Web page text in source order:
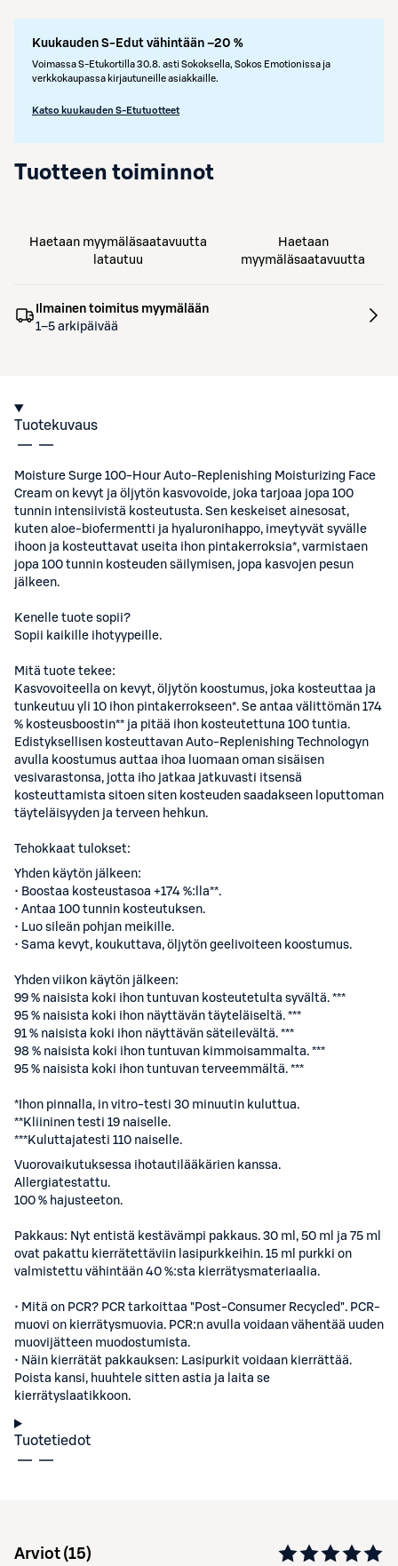
Kuukauden S-Edut vähintään –20 %
Voimassa S-Etukortilla 30.8. asti Sokoksella, Sokos Emotionissa ja
verkkokaupassa kirjautuneille asiakkaille.
Katso kuukauden S-Etutuotteet
Tuotteen toiminnot
Haetaan myymäläsaatavuutta
latautuu
Haetaan
myymäläsaatavuutta
Ilmainen toimitus myymälään
1–5 arkipäivää
Tuotekuvaus
Moisture Surge 100-Hour Auto-Replenishing Moisturizing Face
Cream on kevyt ja öljytön kasvovoide, joka tarjoaa jopa 100
tunnin intensiivistä kosteutusta. Sen keskeiset ainesosat,
kuten aloe-biofermentti ja hyaluronihappo, imeytyvät syvälle
ihoon ja kosteuttavat useita ihon pintakerroksia*, varmistaen
jopa 100 tunnin kosteuden säilymisen, jopa kasvojen pesun
jälkeen.
Kenelle tuote sopii?
Sopii kaikille ihotyypeille.
Mitä tuote tekee:
Kasvovoiteella on kevyt, öljytön koostumus, joka kosteuttaa ja
tunkeutuu yli 10 ihon pintakerrokseen*. Se antaa välittömän 174
% kosteusboostin** ja pitää ihon kosteutettuna 100 tuntia.
Edistyksellisen kosteuttavan Auto-Replenishing Technologyn
avulla koostumus auttaa ihoa luomaan oman sisäisen
vesivarastonsa, jotta iho jatkaa jatkuvasti itsensä
kosteuttamista sitoen siten kosteuden saadakseen loputtoman
täyteläisyyden ja terveen hehkun.
Tehokkaat tulokset:
Yhden käytön jälkeen:
• Boostaa kosteustasoa +174 %:lla**.
• Antaa 100 tunnin kosteutuksen.
• Luo sileän pohjan meikille.
• Sama kevyt, koukuttava, öljytön geelivoiteen koostumus.
Yhden viikon käytön jälkeen:
99 % naisista koki ihon tuntuvan kosteutetulta syvältä. ***
95 % naisista koki ihon näyttävän täyteläiseltä. ***
91 % naisista koki ihon näyttävän säteilevältä. ***
98 % naisista koki ihon tuntuvan kimmoisammalta. ***
95 % naisista koki ihon tuntuvan terveemmältä. ***
*Ihon pinnalla, in vitro-testi 30 minuutin kuluttua.
**Kliininen testi 19 naiselle.
***Kuluttajatesti 110 naiselle.
Vuorovaikutuksessa ihotautilääkärien kanssa.
Allergiatestattu.
100 % hajusteeton.
Pakkaus: Nyt entistä kestävämpi pakkaus. 30 ml, 50 ml ja 75 ml
ovat pakattu kierrätettäviin lasipurkkeihin. 15 ml purkki on
valmistettu vähintään 40 %:sta kierrätysmateriaalia.
• Mitä on PCR? PCR tarkoittaa "Post-Consumer Recycled". PCR-
muovi on kierrätysmuovia. PCR:n avulla voidaan vähentää uuden
muovijätteen muodostumista.
• Näin kierrätät pakkauksen: Lasipurkit voidaan kierrättää.
Poista kansi, huuhtele sitten astia ja laita se
kierrätyslaatikkoon.
Tuotetiedot
Arviot (15)